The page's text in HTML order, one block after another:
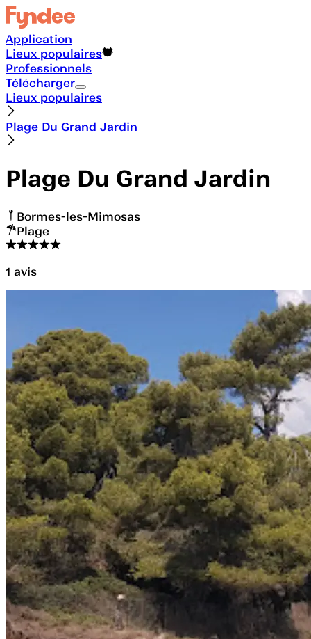
Application
Lieux populaires
Professionnels
Télécharger
Lieux populaires
Plage Du Grand Jardin
Plage Du Grand Jardin
Bormes-les-Mimosas
Plage
1 avis